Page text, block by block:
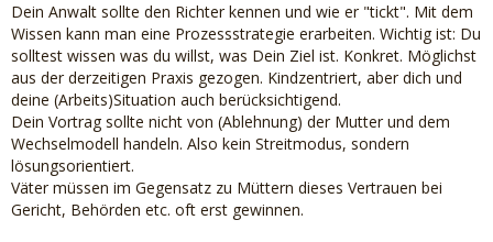
Dein Anwalt sollte den Richter kennen und wie er "tickt". Mit dem
Wissen kann man eine Prozessstrategie erarbeiten. Wichtig ist: Du
solltest wissen was du willst, was Dein Ziel ist. Konkret. Möglichst
aus der derzeitigen Praxis gezogen. Kindzentriert, aber dich und
deine (Arbeits)Situation auch berücksichtigend.
Dein Vortrag sollte nicht von (Ablehnung) der Mutter und dem
Wechselmodell handeln. Also kein Streitmodus, sondern
lösungsorientiert.
Väter müssen im Gegensatz zu Müttern dieses Vertrauen bei
Gericht, Behörden etc. oft erst gewinnen.